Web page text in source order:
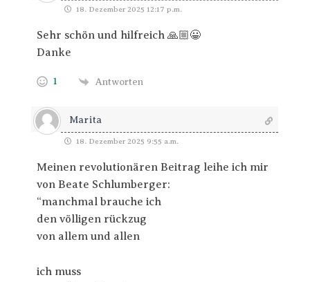
18. Dezember 2025 12:17 p.m.
Sehr schön und hilfreich 🙏🏼😀
Danke
1 Antworten
Marita
18. Dezember 2025 9:55 a.m.
Meinen revolutionären Beitrag leihe ich mir
von Beate Schlumberger:
“manchmal brauche ich
den völligen rückzug
von allem und allen
ich muss